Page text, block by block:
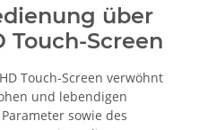
über
Touch-Screen
Touch-Screen verwöhnt
und lebendigen
sowie des